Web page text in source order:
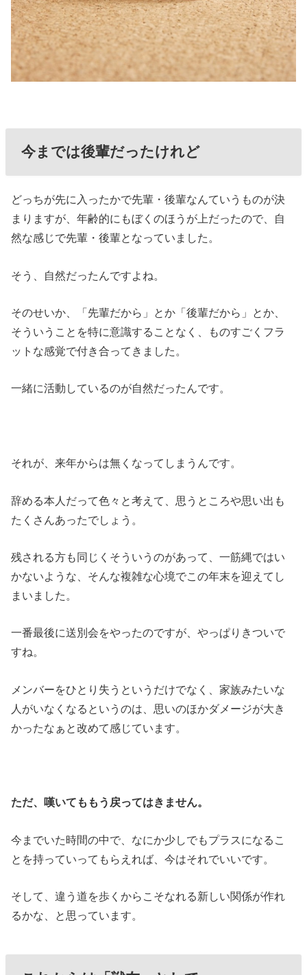
今までは後輩だったけれど
どっちが先に入ったかで先輩・後輩なんていうものが決
まりますが、年齢的にもぼくのほうが上だったので、自
然な感じで先輩・後輩となっていました。
そう、自然だったんですよね。
そのせいか、「先輩だから」とか「後輩だから」とか、
そういうことを特に意識することなく、ものすごくフラ
ットな感覚で付き合ってきました。
一緒に活動しているのが自然だったんです。
それが、来年からは無くなってしまうんです。
辞める本人だって色々と考えて、思うところや思い出も
たくさんあったでしょう。
残される方も同じくそういうのがあって、一筋縄ではい
かないような、そんな複雑な心境でこの年末を迎えてし
まいました。
一番最後に送別会をやったのですが、やっぱりきついで
すね。
メンバーをひとり失うというだけでなく、家族みたいな
人がいなくなるというのは、思いのほかダメージが大き
かったなぁと改めて感じています。
ただ、嘆いてももう戻ってはきません。
今までいた時間の中で、なにか少しでもプラスになるこ
とを持っていってもらえれば、今はそれでいいです。
そして、違う道を歩くからこそなれる新しい関係が作れ
るかな、と思っています。